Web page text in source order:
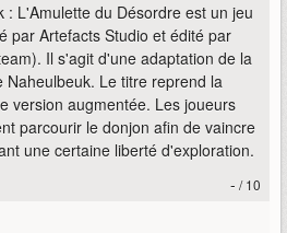
: L'Amulette du Désordre est un jeu
par Artefacts Studio et édité par
Il s'agit d'une adaptation de la
Naheulbeuk. Le titre reprend la
version augmentée. Les joueurs
parcourir le donjon afin de vaincre
une certaine liberté d'exploration.
- / 10